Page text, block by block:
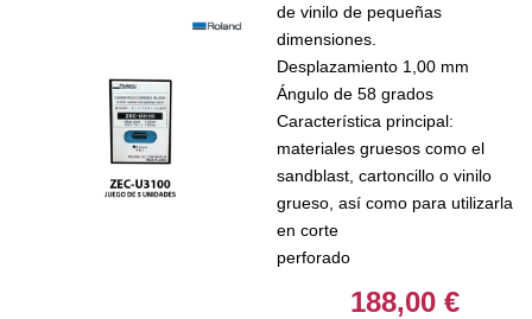
de vinilo de pequeñas
dimensiones.
Desplazamiento 1,00 mm
Ángulo de 58 grados
Característica principal:
materiales gruesos como el
sandblast, cartoncillo o vinilo
grueso, así como para utilizarla
en corte
perforado
188,00 €